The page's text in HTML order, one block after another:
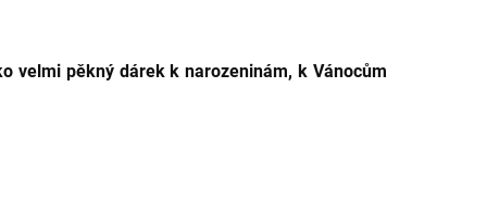
velmi pěkný dárek k narozeninám, k Vánocům